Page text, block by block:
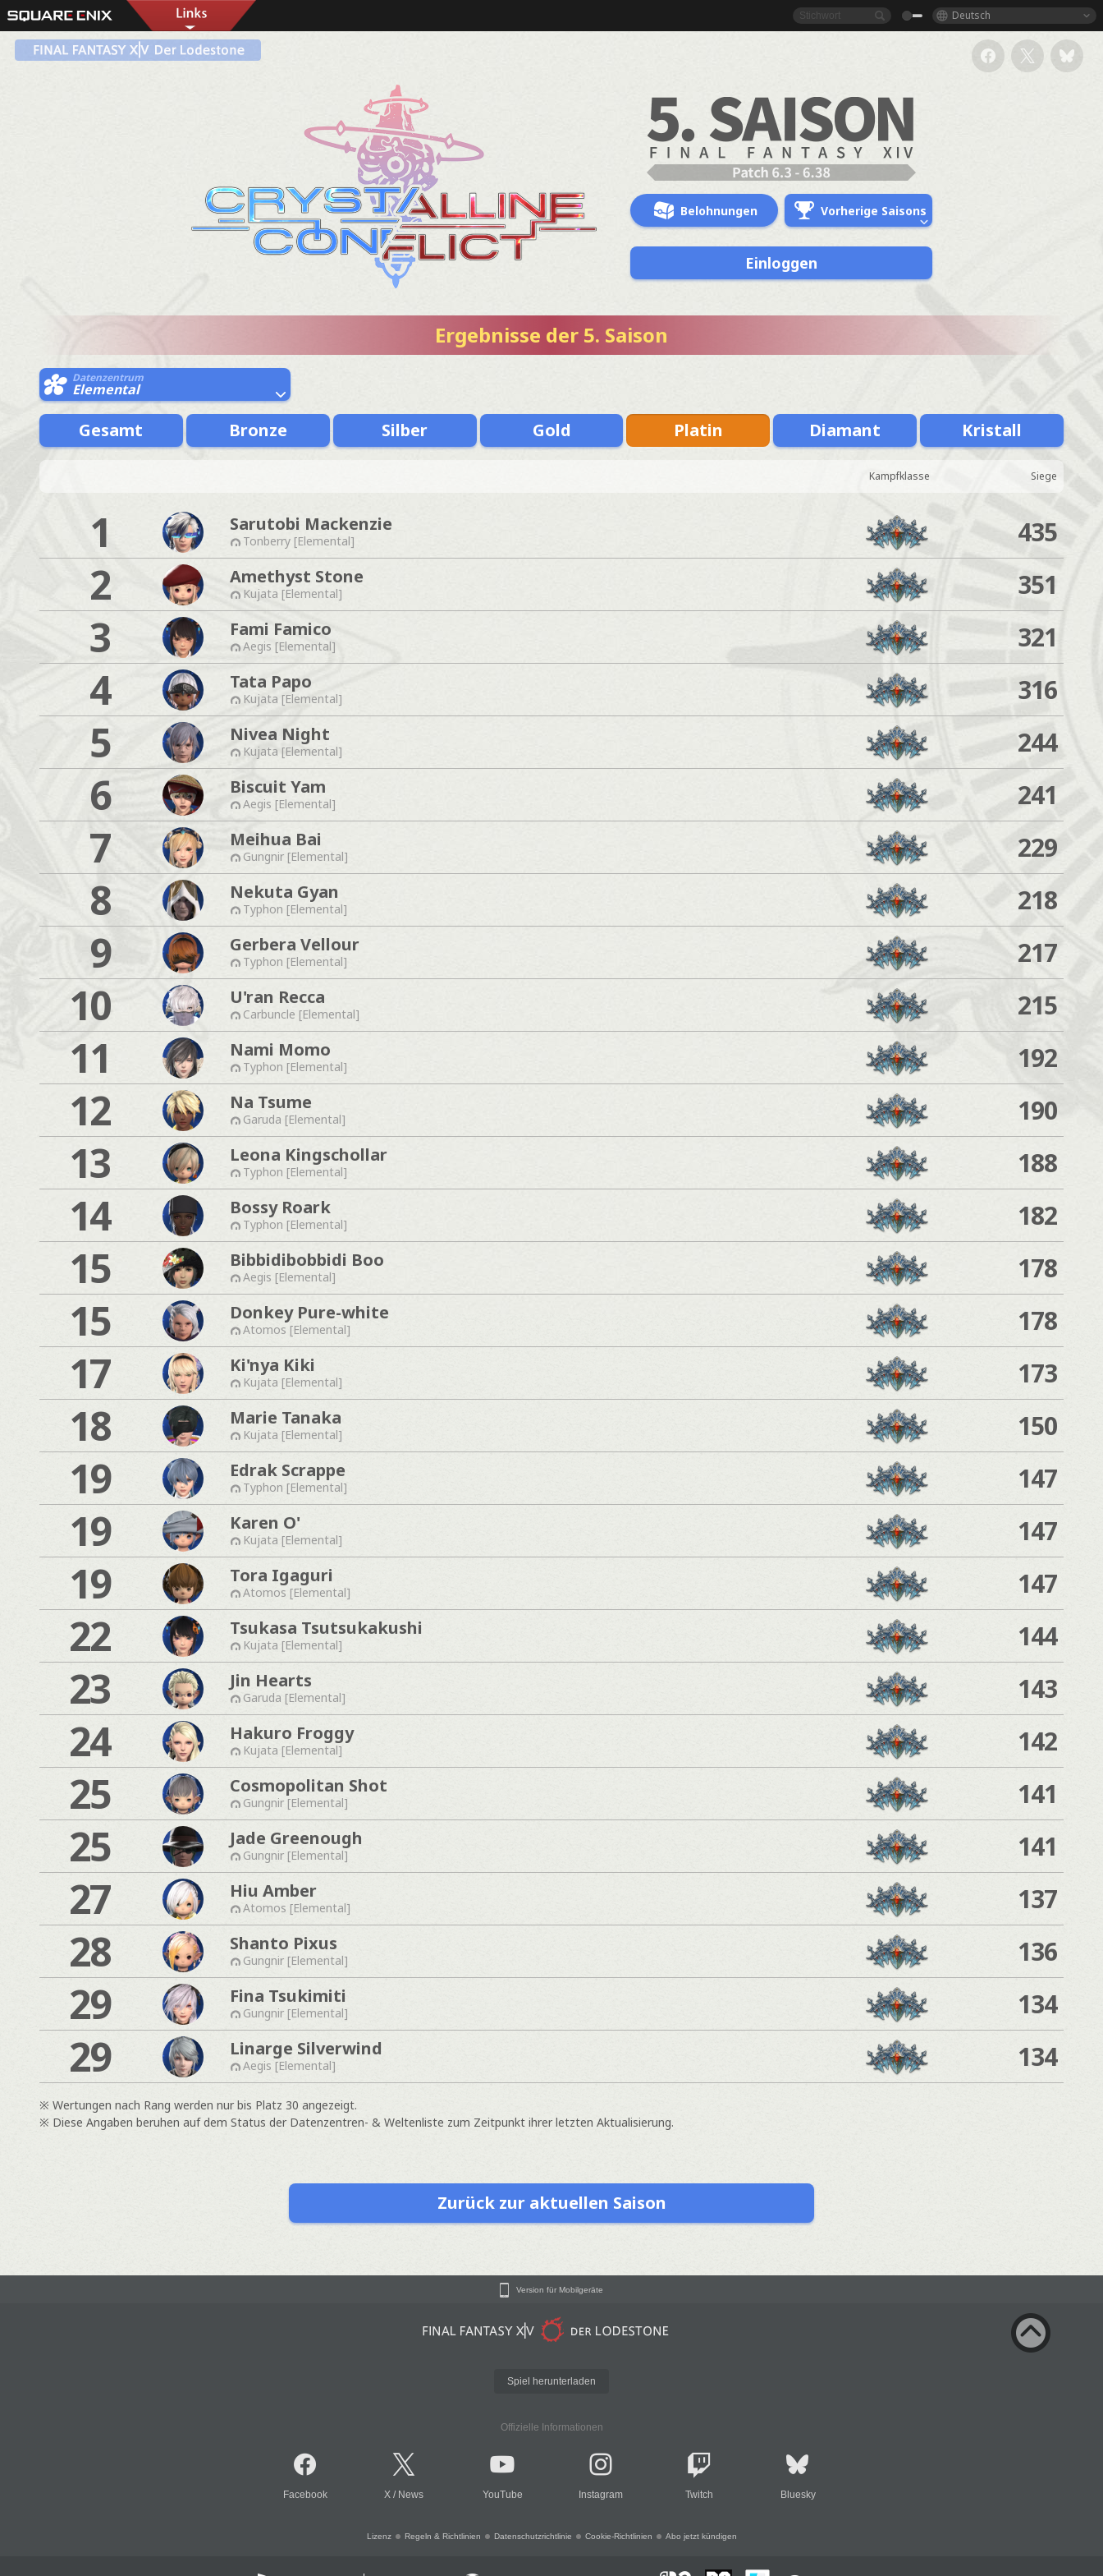
Deutsch
Belohnungen Vorherige Saisons
Einloggen
Ergebnisse der 5. Saison
Datenzentrum
Elemental
Gesamt Bronze Silber Gold Platin Diamant Kristall
Kampfklasse Siege
1 Sarutobi Mackenzie
Tonberry [Elemental] 435
2 Amethyst Stone
Kujata [Elemental] 351
3 Fami Famico
Aegis [Elemental] 321
4 Tata Papo
Kujata [Elemental] 316
5 Nivea Night
Kujata [Elemental] 244
6 Biscuit Yam
Aegis [Elemental] 241
7 Meihua Bai
Gungnir [Elemental] 229
8 Nekuta Gyan
Typhon [Elemental] 218
9 Gerbera Vellour
Typhon [Elemental] 217
10 U'ran Recca
Carbuncle [Elemental] 215
11 Nami Momo
Typhon [Elemental] 192
12 Na Tsume
Garuda [Elemental] 190
13 Leona Kingschollar
Typhon [Elemental] 188
14 Bossy Roark
Typhon [Elemental] 182
15 Bibbidibobbidi Boo
Aegis [Elemental] 178
15 Donkey Pure-white
Atomos [Elemental] 178
17 Ki'nya Kiki
Kujata [Elemental] 173
18 Marie Tanaka
Kujata [Elemental] 150
19 Edrak Scrappe
Typhon [Elemental] 147
19 Karen O'
Kujata [Elemental] 147
19 Tora Igaguri
Atomos [Elemental] 147
22 Tsukasa Tsutsukakushi
Kujata [Elemental] 144
23 Jin Hearts
Garuda [Elemental] 143
24 Hakuro Froggy
Kujata [Elemental] 142
25 Cosmopolitan Shot
Gungnir [Elemental] 141
25 Jade Greenough
Gungnir [Elemental] 141
27 Hiu Amber
Atomos [Elemental] 137
28 Shanto Pixus
Gungnir [Elemental] 136
29 Fina Tsukimiti
Gungnir [Elemental] 134
29 Linarge Silverwind
Aegis [Elemental] 134
※ Wertungen nach Rang werden nur bis Platz 30 angezeigt.
※ Diese Angaben beruhen auf dem Status der Datenzentren- & Weltenliste zum Zeitpunkt ihrer letzten Aktualisierung.
Zurück zur aktuellen Saison
Version für Mobilgeräte
Spiel herunterladen
Offizielle Informationen
Facebook X / News YouTube Instagram Twitch Bluesky
Lizenz Regeln & Richtlinien Datenschutzrichtlinie Cookie-Richtlinien Abo jetzt kündigen